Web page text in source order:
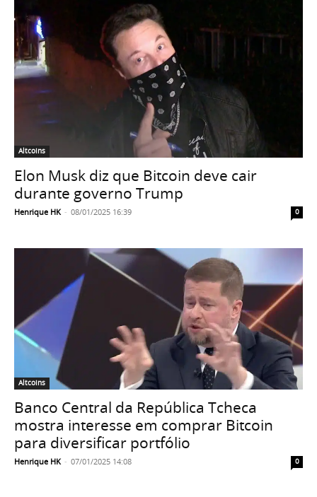
Altcoins
Elon Musk diz que Bitcoin deve cair
durante governo Trump
Henrique HK - 08/01/2025 16:39 0
Altcoins
Banco Central da República Tcheca
mostra interesse em comprar Bitcoin
para diversificar portfólio
Henrique HK - 07/01/2025 14:08 0